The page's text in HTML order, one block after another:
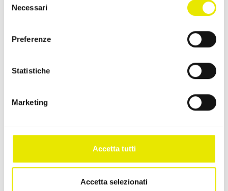
delNecessari
Preferenze
Statistiche
Marketing
Accetta tutti
Accetta selezionati
Pantone 2728 C
Blu Marino
Pantone 534 C
Pantone 547 C Pantone 368 C